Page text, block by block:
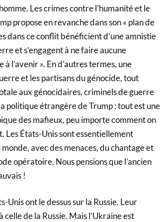
Les crimes contre l’humanité et le
propose en revanche dans son « plan de
dans ce conflit bénéficient d’une amnistie
et s’engagent à ne faire aucune
l’avenir ». En d’autres termes, une
et les partisans du génocide, tout
aux génocidaires, criminels de guerre
politique étrangère de Trump : tout est une
des mafieux, peu importe comment on
Les États-Unis sont essentiellement
avec des menaces, du chantage et
opératoire. Nous pensions que l’ancien
!
Unis ont le dessus sur la Russie. Leur
de la Russie. Mais l’Ukraine est